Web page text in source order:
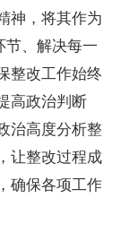
神，将其作为
节、解决每一
整改工作始终
高政治判断
治高度分析整
让整改过程成
确保各项工作